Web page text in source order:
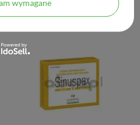
wymagane